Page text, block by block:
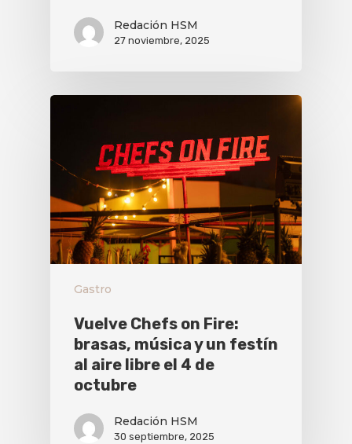
Redación HSM
27 noviembre, 2025
Gastro
Vuelve Chefs on Fire:
brasas, música y un festín
al aire libre el 4 de
octubre
Redación HSM
30 septiembre, 2025